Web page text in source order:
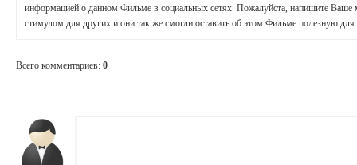
информацией о данном Фильме в социальных сетях. Пожалуйста, напишите Ваше
стимулом для других и они так же смогли оставить об этом Фильме полезную
Всего комментариев: 0